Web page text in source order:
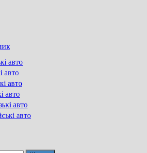
авто
авто
авто
авто
авто
авто